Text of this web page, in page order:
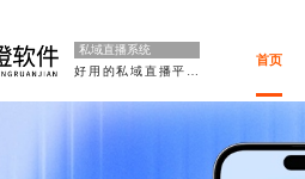
私域直播系统
首页